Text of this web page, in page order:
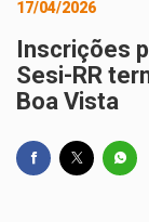
17/04/2026
Inscrições
Sesi-RR
Boa Vista